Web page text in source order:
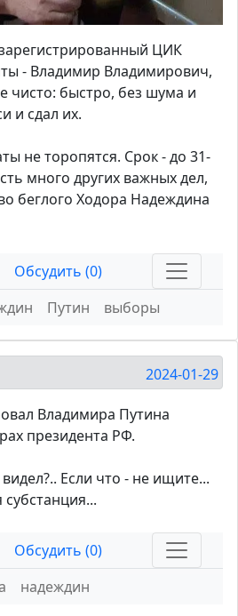
ЦИК
- Владимир Владимирович,
чисто: быстро, без шума и
и сдал их.
не торопятся. Срок - до 31-
много других важных дел,
беглого Ходора Надеждина
Обсудить (0)
Путин выборы
2024-01-29
Владимира Путина
президента РФ.
Если что - не ищите...
Обсудить (0)
надеждин